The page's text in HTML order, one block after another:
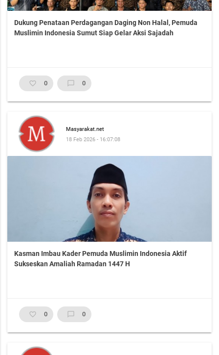
Dukung Penataan Perdagangan Daging Non Halal, Pemuda
Muslimin Indonesia Sumut Siap Gelar Aksi Sajadah
favorite_border 0 chat_bubble_outline 0
Masyarakat.net
18 Feb 2026 - 16:07:08
Kasman Imbau Kader Pemuda Muslimin Indonesia Aktif
Sukseskan Amaliah Ramadan 1447 H
favorite_border 0 chat_bubble_outline 0